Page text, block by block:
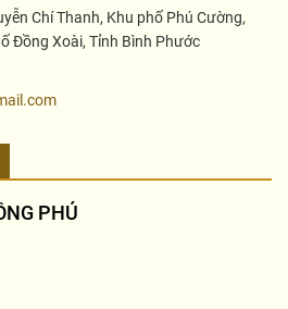
Chí Thanh, Khu phố Phú Cường,
Đồng Xoài, Tỉnh Bình Phước
PHÚ